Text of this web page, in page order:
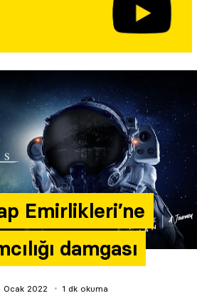
Emirlikleri’ne
damgası
Ocak 2022 1 dk okuma